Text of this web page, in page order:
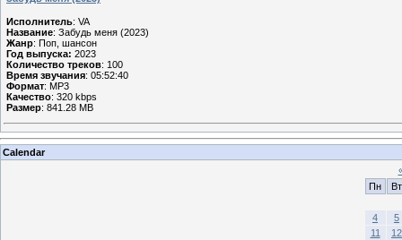
Исполнитель: VA
Название: Забудь меня (2023)
Жанр: Поп, шансон
Год выпуска: 2023
Количество треков: 100
Время звучания: 05:52:40
Формат: MP3
Качество: 320 kbps
Размер: 841.28 MB
Calendar
Пн
Вт
4
5
11
12